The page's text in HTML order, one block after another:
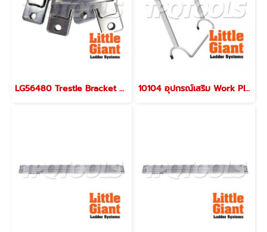
LG56480 Trestle Bracket Kit สำหรับรุ่น DH รุ่น 56212 (56480) "LITTLE GIANT" 10104 อุปกรณ์เสริม Work Platform รุ่น 10104 "LITTLE GIANT"